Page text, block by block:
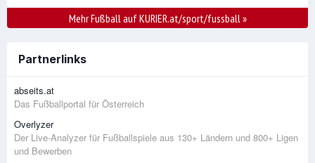
Mehr Fußball auf KURIER.at/sport/fussball»
Partnerlinks
abseits.at
Das Fußballportal für Österreich
Overlyzer
Der Live-Analyzer für Fußballspiele aus 130+ Ländern und 800+ Ligen
und Bewerben